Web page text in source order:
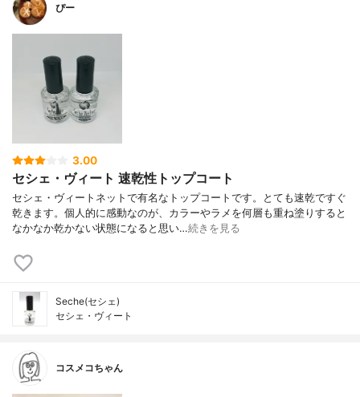
ぴー
3.00
セシェ・ヴィート 速乾性トップコート
セシェ・ヴィートネットで有名なトップコートです。とても速乾ですぐ
乾きます。個人的に感動なのが、カラーやラメを何層も重ね塗りすると
なかなか乾かない状態になると思い…続きを見る
Seche(セシェ)
セシェ・ヴィート
コスメコちゃん